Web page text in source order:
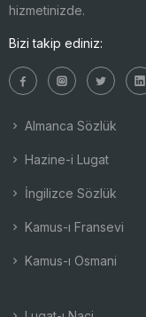
hizmetinizde.
Bizi takip ediniz:
Almanca Sözlük
Hazine-i Lugat
İngilizce Sözlük
Kamus-ı Fransevi
Kamus-ı Osmani